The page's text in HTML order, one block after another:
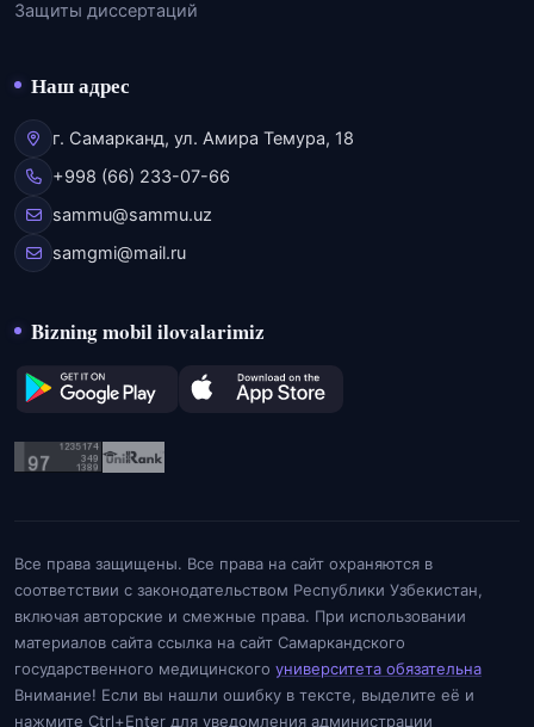
Защиты диссертаций
Наш адрес
г. Самарканд, ул. Амира Темура, 18
+998 (66) 233-07-66
sammu@sammu.uz
samgmi@mail.ru
Bizning mobil ilovalarimiz
Все права защищены. Все права на сайт охраняются в
соответствии с законодательством Республики Узбекистан,
включая авторские и смежные права. При использовании
материалов сайта ссылка на сайт Самаркандского
государственного медицинского университета обязательна
Внимание! Если вы нашли ошибку в тексте, выделите её и
нажмите Ctrl+Enter для уведомления администрации